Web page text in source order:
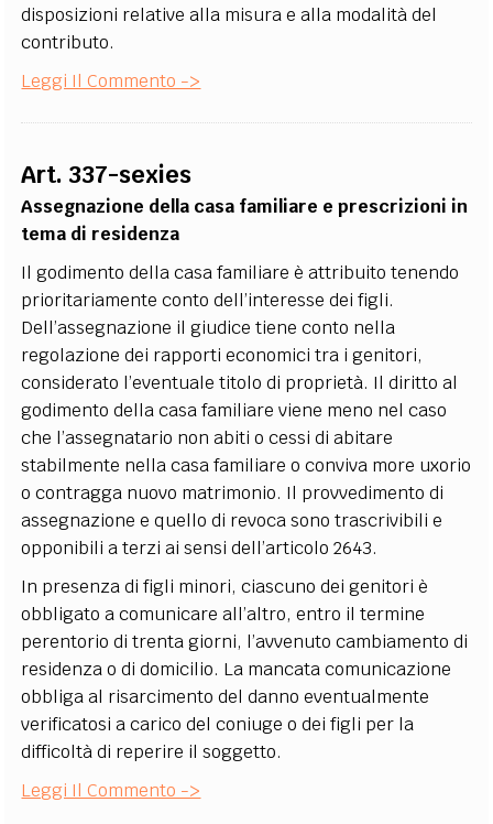
disposizioni relative alla misura e alla modalità del
contributo.
Leggi Il Commento ->
Art. 337-sexies
Assegnazione della casa familiare e prescrizioni in
tema di residenza
Il godimento della casa familiare è attribuito tenendo
prioritariamente conto dell’interesse dei figli.
Dell’assegnazione il giudice tiene conto nella
regolazione dei rapporti economici tra i genitori,
considerato l’eventuale titolo di proprietà. Il diritto al
godimento della casa familiare viene meno nel caso
che l’assegnatario non abiti o cessi di abitare
stabilmente nella casa familiare o conviva more uxorio
o contragga nuovo matrimonio. Il provvedimento di
assegnazione e quello di revoca sono trascrivibili e
opponibili a terzi ai sensi dell’articolo 2643.
In presenza di figli minori, ciascuno dei genitori è
obbligato a comunicare all’altro, entro il termine
perentorio di trenta giorni, l’avvenuto cambiamento di
residenza o di domicilio. La mancata comunicazione
obbliga al risarcimento del danno eventualmente
verificatosi a carico del coniuge o dei figli per la
difficoltà di reperire il soggetto.
Leggi Il Commento ->